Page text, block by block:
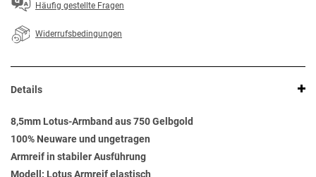
Häufig gestellte Fragen
Widerrufsbedingungen
Details
8,5mm Lotus-Armband aus 750 Gelbgold
100% Neuware und ungetragen
Armreif in stabiler Ausführung
Modell: Lotus Armreif elastisch